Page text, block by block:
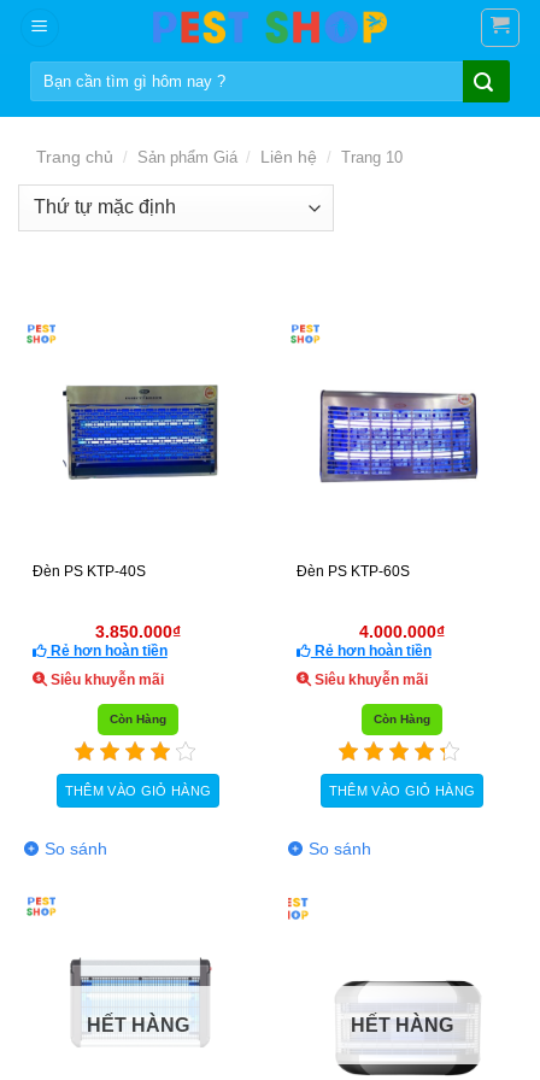
content
Tìm
kiếm:
Trang chủ / Sản phẩm Giá / Liên hệ / Trang 10
Đèn PS KTP-40S
3.850.000₫
Rẻ hơn hoàn tiền
Siêu khuyễn mãi
Còn Hàng
THÊM VÀO GIỎ HÀNG
So sánh
Đèn PS KTP-60S
4.000.000₫
Rẻ hơn hoàn tiền
Siêu khuyễn mãi
Còn Hàng
THÊM VÀO GIỎ HÀNG
So sánh
HẾT HÀNG HẾT HÀNG